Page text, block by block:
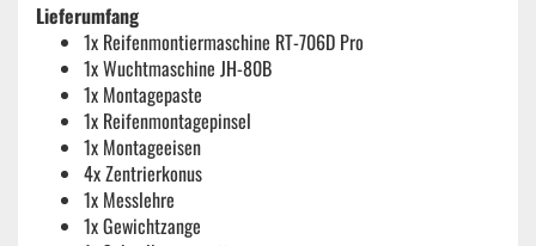
Lieferumfang
1x Reifenmontiermaschine RT-706D Pro
1x Wuchtmaschine JH-80B
1x Montagepaste
1x Reifenmontagepinsel
1x Montageeisen
4x Zentrierkonus
1x Messlehre
1x Gewichtzange